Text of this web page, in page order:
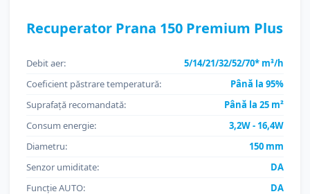
Recuperator Prana 150 Premium Plus
Debit aer:
5/14/21/32/52/70* m³/h
Coeficient păstrare temperatură:
Până la 95%
Suprafață recomandată:
Până la 25 m²
Consum energie:
3,2W - 16,4W
Diametru:
150 mm
Senzor umiditate:
DA
Funcție AUTO:
DA